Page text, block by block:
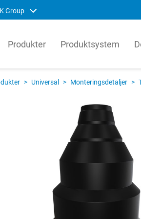
Group
i Norden inom
tillverkar vi
installationen.
LK
den
om
Svenska
English
Produkter Produktsystem
> Universal > Monteringsdetaljer >